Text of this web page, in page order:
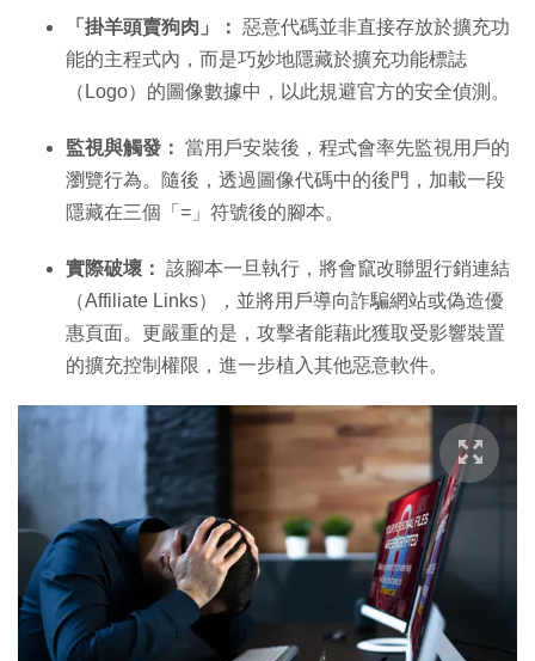
「掛羊頭賣狗肉」： 惡意代碼並非直接存放於擴充功
能的主程式內，而是巧妙地隱藏於擴充功能標誌
（Logo）的圖像數據中，以此規避官方的安全偵測。
監視與觸發： 當用戶安裝後，程式會率先監視用戶的
瀏覽行為。隨後，透過圖像代碼中的後門，加載一段
隱藏在三個「=」符號後的腳本。
實際破壞： 該腳本一旦執行，將會竄改聯盟行銷連結
（Affiliate Links），並將用戶導向詐騙網站或偽造優
惠頁面。更嚴重的是，攻擊者能藉此獲取受影響裝置
的擴充控制權限，進一步植入其他惡意軟件。